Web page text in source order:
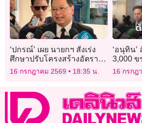
‘ปกรณ์’ เผย นายกฯ สั่งเร่ง
ศึกษาปรับโครงสร้างอัตรา
กำลัง นำ AI ยกระดับ
ประสิทธิภาพราชการ พร้อม
ตอบแทน และสวัสดิการก่อน
เสนอ ครม. พิจารณา
16 กรกฎาคม 2569 18:35 น.
‘อนุทิน
3,000
ได้เลย
หัวโต๊ะ
16 กรกฎ